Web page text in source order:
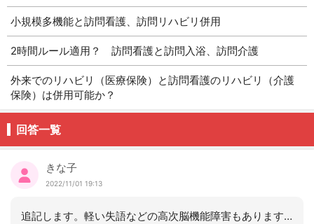
小規模多機能と訪問看護、訪問リハビリ併用
2時間ルール適用？ 訪問看護と訪問入浴、訪問介護
外来でのリハビリ（医療保険）と訪問看護のリハビリ（介護
保険）は併用可能か？
回答一覧
きな子
2022/11/01 19:13
追記します。軽い失語などの高次脳機能障害もあります。言葉の方もリハビリが必要なの